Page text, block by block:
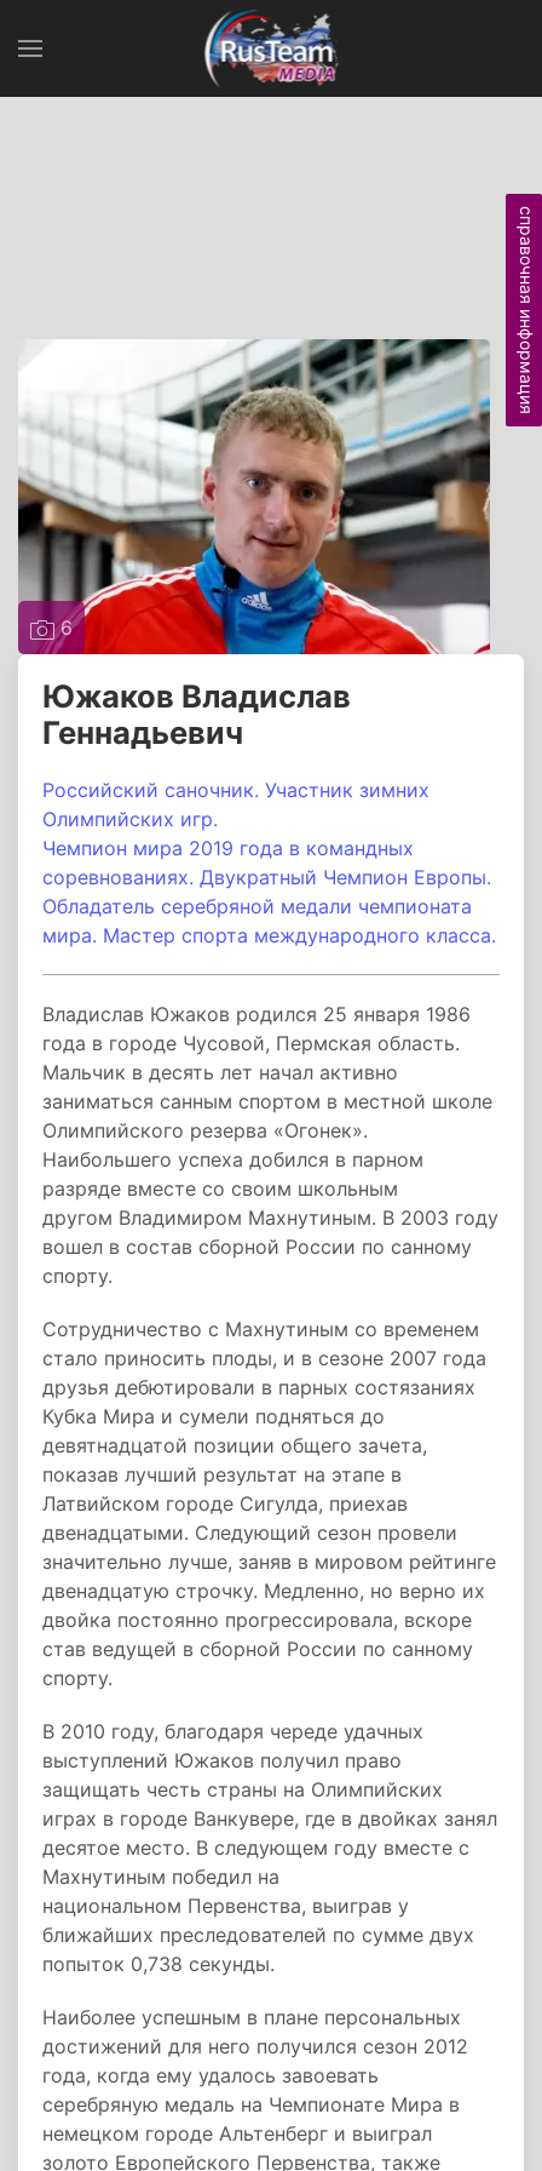
6
Южаков Владислав
Геннадьевич
Российский саночник. Участник зимних
Олимпийских игр.
Чемпион мира 2019 года в командных
соревнованиях. Двукратный Чемпион Европы.
Обладатель серебряной медали чемпионата
мира. Мастер спорта международного класса.
Владислав Южаков родился 25 января 1986
года в городе Чусовой, Пермская область.
Мальчик в десять лет начал активно
заниматься санным спортом в местной школе
Олимпийского резерва «Огонек».
Наибольшего успеха добился в парном
разряде вместе со своим школьным
другом Владимиром Махнутиным. В 2003 году
вошел в состав сборной России по санному
спорту.
Сотрудничество с Махнутиным со временем
стало приносить плоды, и в сезоне 2007 года
друзья дебютировали в парных состязаниях
Кубка Мира и сумели подняться до
девятнадцатой позиции общего зачета,
показав лучший результат на этапе в
Латвийском городе Сигулда, приехав
двенадцатыми. Следующий сезон провели
значительно лучше, заняв в мировом рейтинге
двенадцатую строчку. Медленно, но верно их
двойка постоянно прогрессировала, вскоре
став ведущей в сборной России по санному
спорту.
В 2010 году, благодаря череде удачных
выступлений Южаков получил право
защищать честь страны на Олимпийских
играх в городе Ванкувере, где в двойках занял
десятое место. В следующем году вместе с
Махнутиным победил на
национальном Первенства, выиграв у
ближайших преследователей по сумме двух
попыток 0,738 секунды.
Наиболее успешным в плане персональных
достижений для него получился сезон 2012
года, когда ему удалось завоевать
серебряную медаль на Чемпионате Мира в
немецком городе Альтенберг и выиграл
золото Европейского Первенства, также
справочная информация